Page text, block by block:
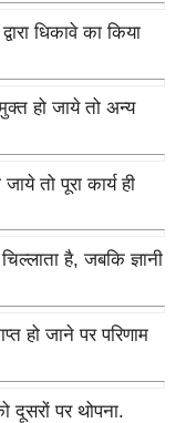
धिकावे का किया
हो जाये तो अन्य
तो पूरा कार्य ही
है, जबकि ज्ञानी
हो जाने पर परिणाम
पर थोपना.